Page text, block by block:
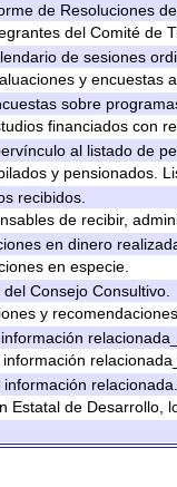
de Resoluciones
del Comité de
de sesiones
y encuestas
sobre
financiados con
al listado de
y pensionados.
recibidos.
de recibir,
en dinero
en especie.
Consejo Consultivo.
y
Estatal de Desarrollo,